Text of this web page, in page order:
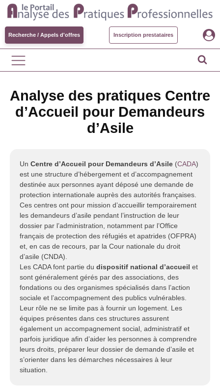
Recherche / Appels d'offres Inscription prestataires
Analyse des pratiques Centre
d’Accueil pour Demandeurs
d’Asile
Un Centre d’Accueil pour Demandeurs d’Asile (CADA)
est une structure d’hébergement et d’accompagnement
destinée aux personnes ayant déposé une demande de
protection internationale auprès des autorités françaises.
Ces centres ont pour mission d’accueillir temporairement
les demandeurs d’asile pendant l’instruction de leur
dossier par l’administration, notamment par l’Office
français de protection des réfugiés et apatrides (OFPRA)
et, en cas de recours, par la Cour nationale du droit
d’asile (CNDA).
Les CADA font partie du dispositif national d’accueil et
sont généralement gérés par des associations, des
fondations ou des organismes spécialisés dans l’action
sociale et l’accompagnement des publics vulnérables.
Leur rôle ne se limite pas à fournir un logement. Les
équipes présentes dans ces structures assurent
également un accompagnement social, administratif et
parfois juridique afin d’aider les personnes à comprendre
leurs droits, préparer leur dossier de demande d’asile et
s’orienter dans les démarches nécessaires à leur
situation.